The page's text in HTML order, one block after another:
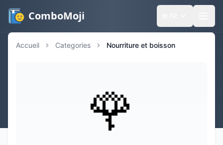
ComboMoji
Accueil Categories Nourriture et boisson
🌹